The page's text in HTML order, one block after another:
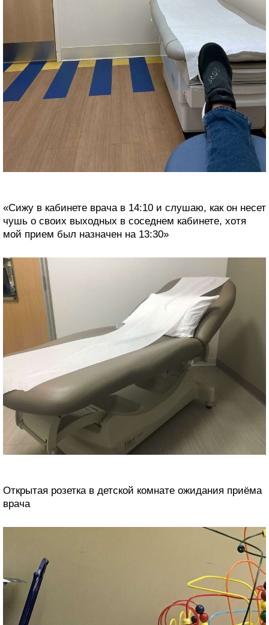
«Сижу в кабинете врача в 14:10 и слушаю, как он несет
чушь о своих выходных в соседнем кабинете, хотя
мой прием был назначен на 13:30»
Открытая розетка в детской комнате ожидания приёма
врача